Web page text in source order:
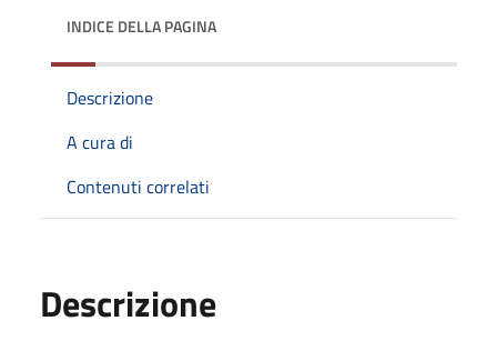
INDICE DELLA PAGINA
Descrizione
A cura di
Contenuti correlati
Descrizione